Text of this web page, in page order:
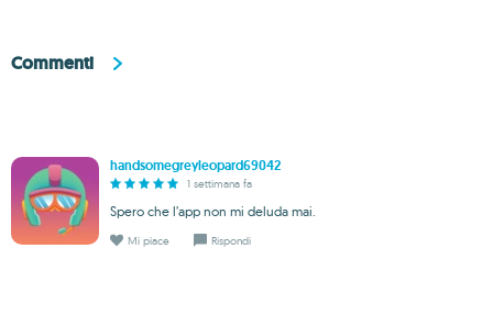
Commenti
handsomegreyleopard69042
1 settimana fa
Spero che l’app non mi deluda mai.
Mi piace Rispondi